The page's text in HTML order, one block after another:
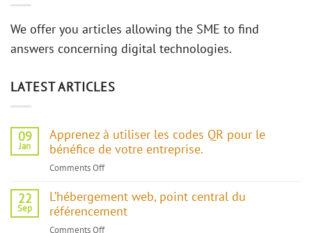
We offer you articles allowing the SME to find
answers concerning digital technologies.
LATEST ARTICLES
09
Jan
Apprenez à utiliser les codes QR pour le
bénéfice de votre entreprise.
Comments Offon
à
utiliser
22
Sep
L’hébergement web, point central du
référencement
Comments Offon